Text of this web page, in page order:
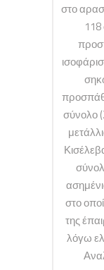
στο
σύνολο
στο
της
λόγω